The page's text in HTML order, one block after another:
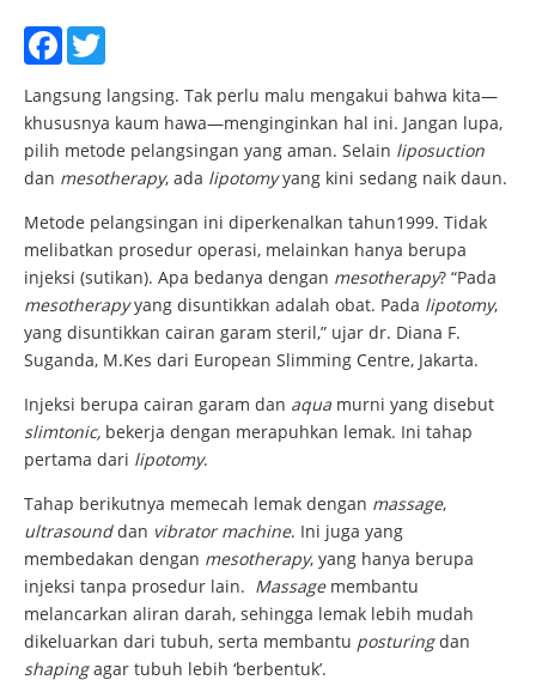
Facebook
Langsung langsing. Tak perlu malu mengakui bahwa kita—
khususnya kaum hawa—menginginkan hal ini. Jangan lupa,
pilih metode pelangsingan yang aman. Selain liposuction
dan mesotherapy, ada lipotomyyang kini sedang naik daun.
Metode pelangsingan ini diperkenalkan tahun1999. Tidak
melibatkan prosedur operasi, melainkan hanya berupa
injeksi (sutikan). Apa bedanya dengan mesotherapy? “Pada
mesotherapyyang disuntikkan adalah obat. Pada lipotomy,
yang disuntikkan cairan garam steril,” ujar dr. Diana F.
Suganda, M.Kes dari European Slimming Centre, Jakarta.
Injeksi berupa cairan garam dan aqua murni yang disebut
slimtonic, bekerja dengan merapuhkan lemak. Ini tahap
pertama dari lipotomy.
Tahap berikutnya memecah lemak dengan massage,
ultrasounddan vibrator machine. Ini juga yang
membedakan dengan mesotherapy, yang hanya berupa
injeksi tanpa prosedur lain. Massagemembantu
melancarkan aliran darah, sehingga lemak lebih mudah
dikeluarkan dari tubuh, serta membantu posturingdan
shapingagar tubuh lebih ‘berbentuk’.